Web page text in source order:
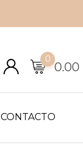
0.00
0
CONTACTO